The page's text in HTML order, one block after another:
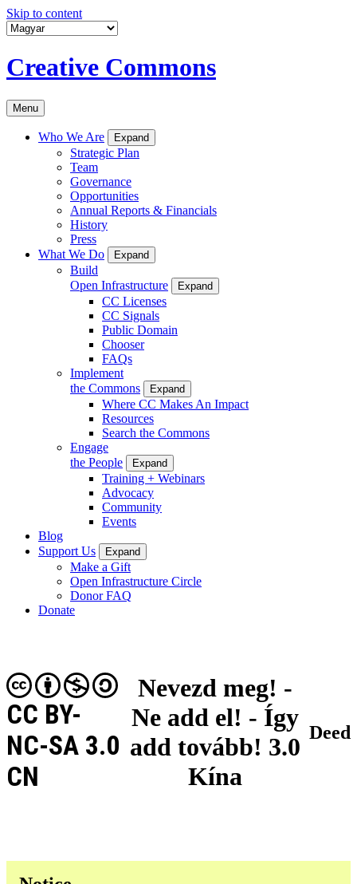
Skip to content
Creative Commons
Menu
Who We Are Expand
Strategic Plan
Team
Governance
Opportunities
Annual Reports & Financials
History
Press
What We Do
Expand
Build
Open Infrastructure
Expand
CC Licenses
CC Signals
Public Domain
Chooser
FAQs
Implement
the Commons
Expand
Where CC Makes An Impact
Resources
Search the Commons
Engage
the People
Expand
Training + Webinars
Advocacy
Community
Events
Blog
Support Us
Expand
Make a Gift
Open Infrastructure Circle
Donor FAQ
Donate
Nevezd meg! -
Ne add el! - Így
add tovább! 3.0
Kína
CC BY-
NC-SA 3.0
CN
Deed